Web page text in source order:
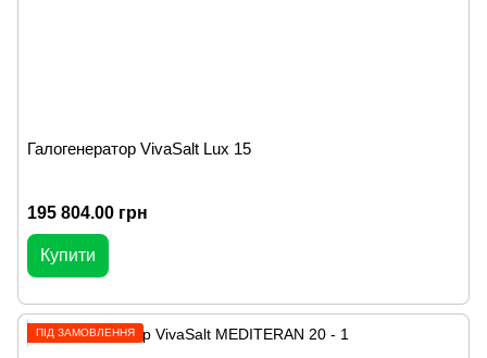
Галогенератор VivaSalt Lux 15
195 804.00 грн
Купити
ПІД ЗАМОВЛЕННЯ